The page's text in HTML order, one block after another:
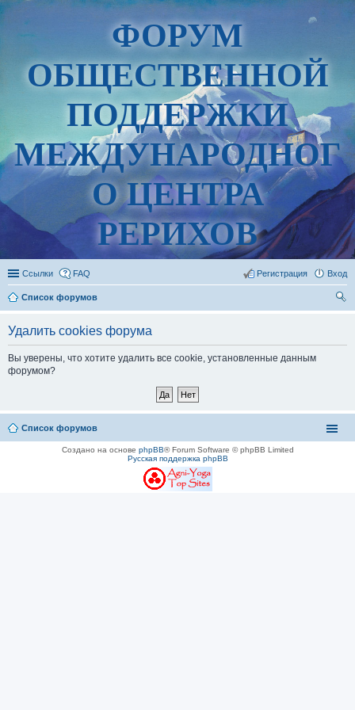
ФОРУМ
ОБЩЕСТВЕННОЙ
ПОДДЕРЖКИ
МЕЖДУНАРОДНОГ
О ЦЕНТРА
РЕРИХОВ
Ссылки FAQ Вход
Регистрация
Список форумов
Удалить cookies форума
Вы уверены, что хотите удалить все cookie, установленные данным
форумом?
Список форумов
Создано на основе phpBB® Forum Software © phpBB Limited
Русская поддержка phpBB